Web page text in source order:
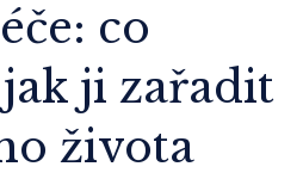
co
ji zařadit
života